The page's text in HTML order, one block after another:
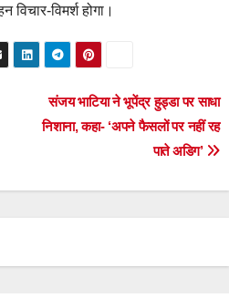
विचार-विमर्श होगा।
संजय भाटिया ने भूपेंद्र हुड्डा पर साधा
निशाना, कहा- ‘अपने फैसलों पर नहीं रह
पाते अडिग’